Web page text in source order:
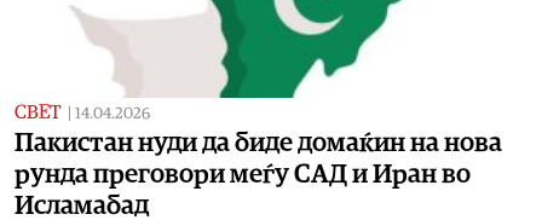
СВЕТ 14.04.2026
Пакистан нуди да биде домаќин на нова
рунда преговори меѓу САД и Иран во
Исламабад